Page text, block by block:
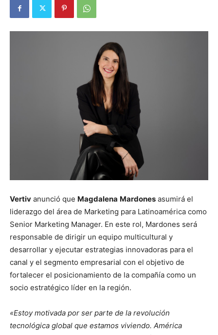
Vertiv anunció que Magdalena Mardones asumirá el
liderazgo del área de Marketing para Latinoamérica como
Senior Marketing Manager. En este rol, Mardones será
responsable de dirigir un equipo multicultural y
desarrollar y ejecutar estrategias innovadoras para el
canal y el segmento empresarial con el objetivo de
fortalecer el posicionamiento de la compañía como un
socio estratégico líder en la región.
«Estoy motivada por ser parte de la revolución
tecnológica global que estamos viviendo. América